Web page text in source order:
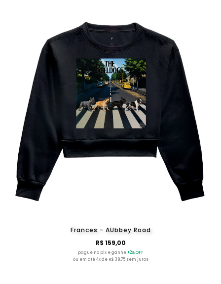
Frances - AUbbey Road
R$ 159,00
pague no pix e ganhe+2% OFF
ou em até 4x de R$ 39,75 sem juros